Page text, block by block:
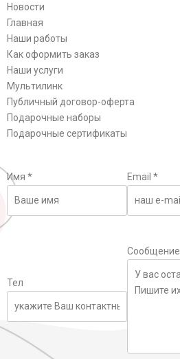
Новости
Главная
Наши работы
Как оформить заказ
Наши услуги
Мультилинк
Публичный договор-оферта
Подарочные наборы
Подарочные сертификаты
Имя * Email *
Тел
Сообщение